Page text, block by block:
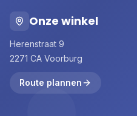
Onze winkel
Herenstraat 9
2271 CA Voorburg
Route plannen